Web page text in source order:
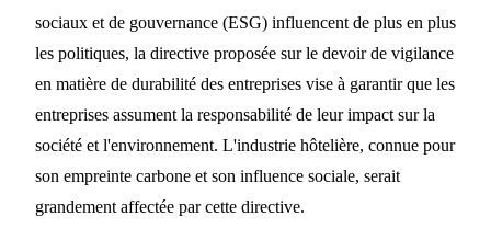
directive sur le devoir de
vigilance en matière de
durabilité des entreprises
dans l'industrie hôtelière
sociaux et de gouvernance (ESG) influencent de plus en plus
les politiques, la directive proposée sur le devoir de vigilance
en matière de durabilité des entreprises vise à garantir que les
entreprises assument la responsabilité de leur impact sur la
société et l'environnement. L'industrie hôtelière, connue pour
son empreinte carbone et son influence sociale, serait
grandement affectée par cette directive.